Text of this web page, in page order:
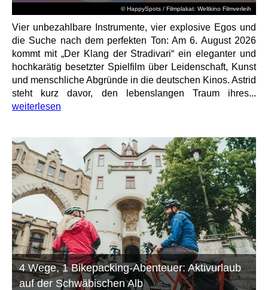
© HappySpots / Filmplakat: Weltkino Filmverleih
Vier unbezahlbare Instrumente, vier explosive Egos und
die Suche nach dem perfekten Ton: Am 6. August 2026
kommt mit „Der Klang der Stradivari“ ein eleganter und
hochkarätig besetzter Spielfilm über Leidenschaft, Kunst
und menschliche Abgründe in die deutschen Kinos. Astrid
steht kurz davor, den lebenslangen Traum ihres...
weiterlesen
4 Wege, 1 Bikepacking-Abenteuer: Aktivurlaub
auf der Schwäbischen Alb